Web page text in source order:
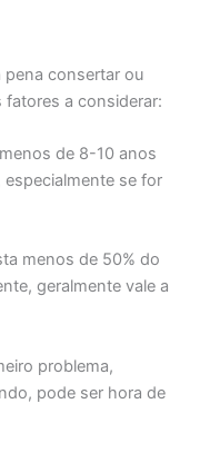
pena consertar ou
fatores a considerar:
de 8-10 anos
se for
menos de 50% do
geralmente vale a
problema,
pode ser hora de